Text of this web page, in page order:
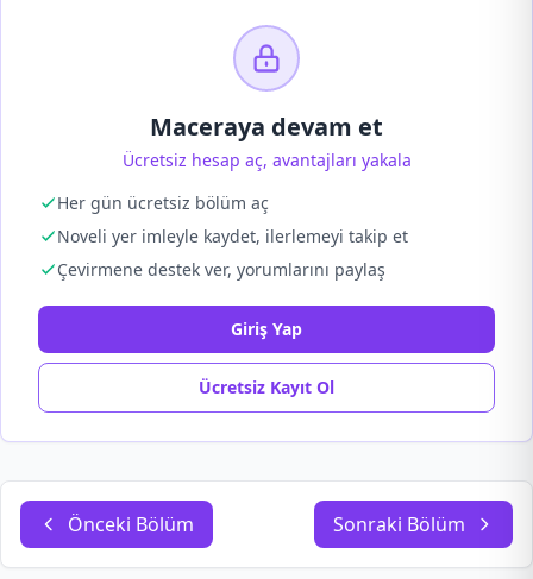
Maceraya devam et
Ücretsiz hesap aç, avantajları yakala
Her gün ücretsiz bölüm aç
Noveli yer imleyle kaydet, ilerlemeyi takip et
Çevirmene destek ver, yorumlarını paylaş
Giriş Yap
Ücretsiz Kayıt Ol
Önceki Bölüm Sonraki Bölüm